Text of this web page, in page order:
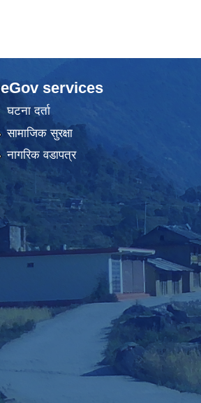
eGov services
घटना दर्ता
सामाजिक सुरक्षा
नागरिक वडापत्र